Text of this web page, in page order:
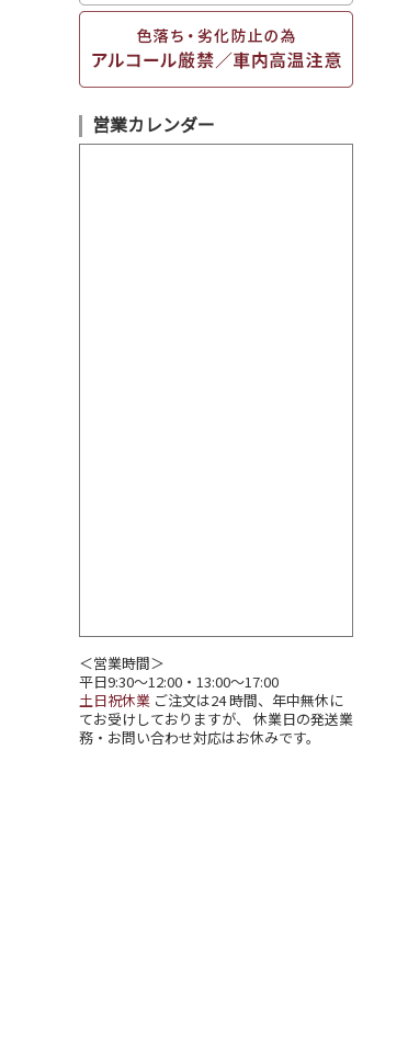
営業カレンダー
＜営業時間＞
平日9:30～12:00・13:00～17:00
土日祝休業 ご注文は24 時間、年中無休に
てお受けしておりますが、 休業日の発送業
務・お問い合わせ対応はお休みです。